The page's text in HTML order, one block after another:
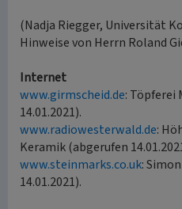
(Nadja Riegger, Universität
Hinweise von Herrn Roland
Internet
www.girmscheid.de: Töpferei
14.01.2021).
www.radiowesterwald.de:
Keramik (abgerufen
www.steinmarks.co.uk:
14.01.2021).